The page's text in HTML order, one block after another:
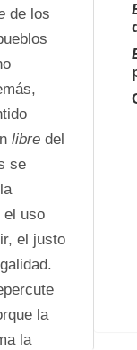
de los
libre del
se
el uso
el justo
la
la